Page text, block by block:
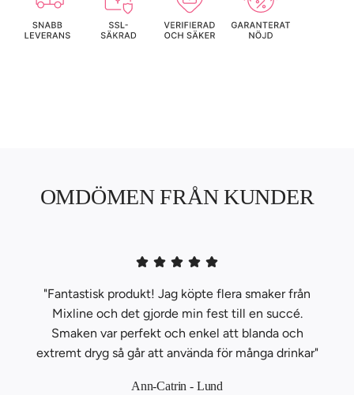
OMDÖMEN FRÅN KUNDER
"Fantastisk produkt! Jag köpte flera smaker från
Mixline och det gjorde min fest till en succé.
Smaken var perfekt och enkel att blanda och
extremt dryg så går att använda för många drinkar"
Ann-Catrin - Lund